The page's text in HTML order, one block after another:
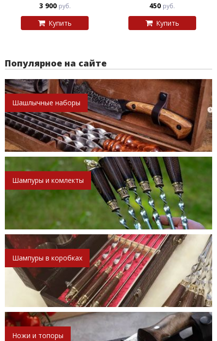
3 900 руб.
Купить
450 руб.
Купить
Популярное на сайте
Шашлычные наборы
Шампуры и комлекты
Шампуры в коробках
Ножи и топоры